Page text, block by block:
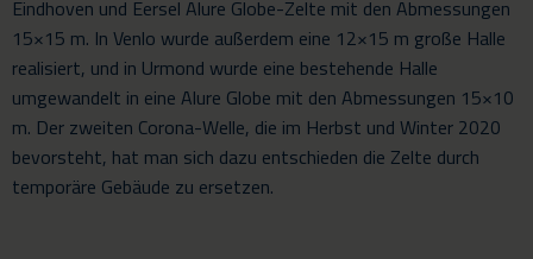
Eindhoven und Eersel Alure Globe-Zelte mit den Abmessungen
15×15 m. In Venlo wurde außerdem eine 12×15 m große Halle
realisiert, und in Urmond wurde eine bestehende Halle
umgewandelt in eine Alure Globe mit den Abmessungen 15×10
m. Der zweiten Corona-Welle, die im Herbst und Winter 2020
bevorsteht, hat man sich dazu entschieden die Zelte durch
temporäre Gebäude zu ersetzen.